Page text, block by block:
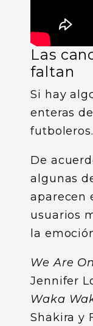
Las
faltan
Si hay
enteras
futboleros.
De
algunas
aparecen
usuarios
la
We Are
Jennifer
Waka
Shakira y